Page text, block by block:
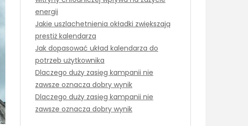
energii
Jakie uszlachetnienia okładki zwiększają
prestiż kalendarza
Jak dopasować układ kalendarza do
potrzeb użytkownika
Dlaczego duży zasięg kampanii nie
zawsze oznacza dobry wynik
Dlaczego duży zasięg kampanii nie
zawsze oznacza dobry wynik